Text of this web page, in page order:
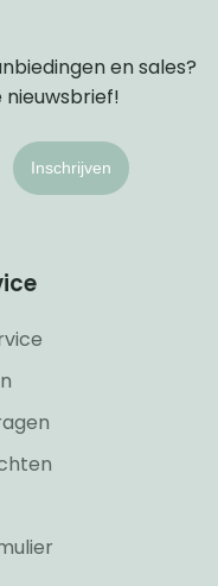
en sales?
nieuwsbrief!
Inschrijven